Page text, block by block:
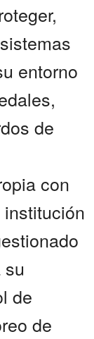
entorno
de
con
de
de